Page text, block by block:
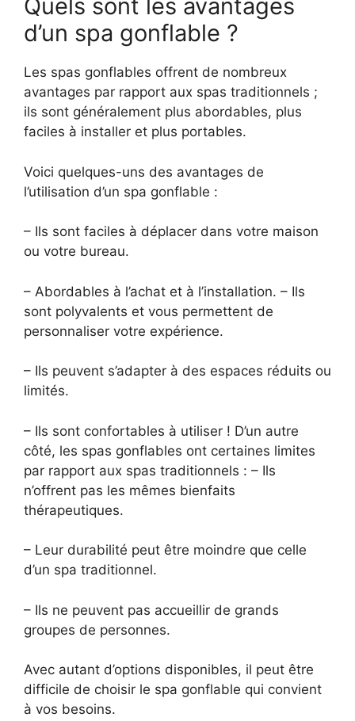
Quels sont les avantages
d’un spa gonflable ?
Les spas gonflables offrent de nombreux
avantages par rapport aux spas traditionnels ;
ils sont généralement plus abordables, plus
faciles à installer et plus portables.
Voici quelques-uns des avantages de
l’utilisation d’un spa gonflable :
– Ils sont faciles à déplacer dans votre maison
ou votre bureau.
– Abordables à l’achat et à l’installation. – Ils
sont polyvalents et vous permettent de
personnaliser votre expérience.
– Ils peuvent s’adapter à des espaces réduits ou
limités.
– Ils sont confortables à utiliser ! D’un autre
côté, les spas gonflables ont certaines limites
par rapport aux spas traditionnels : – Ils
n’offrent pas les mêmes bienfaits
thérapeutiques.
– Leur durabilité peut être moindre que celle
d’un spa traditionnel.
– Ils ne peuvent pas accueillir de grands
groupes de personnes.
Avec autant d’options disponibles, il peut être
difficile de choisir le spa gonflable qui convient
à vos besoins.